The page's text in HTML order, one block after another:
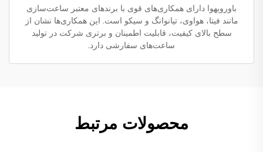
باورویهوا دارای همکاری‌های قوی با برندهای معتبر ساعت‌سازی
مانند فیتا، هواوی، تیانوانگ و سیکو است. این همکاری‌ها نشان از
سطح بالای کیفیت، قابلیت اطمینان و برتری شرکت در تولید
ساعت‌های سفارشی دارد.
محصولات مرتبط